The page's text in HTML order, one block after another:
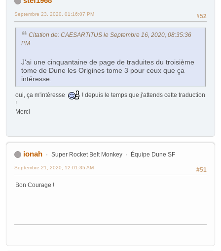
#52
Septembre 23, 2020, 01:16:07 PM
Citation de: CAESARTITUS le Septembre 16, 2020, 08:35:36
PM
J'ai une cinquantaine de page de traduites du troisième
tome de Dune les Origines tome 3 pour ceux que ça
intéresse.
oui, ça m'intéresse
! depuis le temps que j'attends cette traduction
!
Merci
ionah Super Rocket Belt Monkey Équipe Dune SF
#51
Septembre 21, 2020, 12:01:35 AM
Bon Courage !